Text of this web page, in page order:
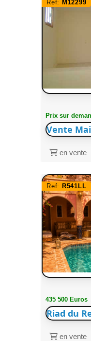
Ref: M12299
Prix sur
Vente
en vente
Ref: R541LL
435 500 Euros
Riad du
en vente